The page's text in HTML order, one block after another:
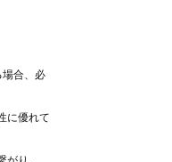
合、必
に優れて
り、